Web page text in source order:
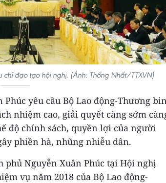
chỉ đạo tạo hội nghị. (Ảnh: Thống Nhất/TTXVN)
yêu cầu Bộ Lao động-Thương
nhiệm cao, giải quyết càng sớm
độ chính sách, quyền lợi của người
phiền hà, nhũng nhiễu dân.
phủ Nguyễn Xuân Phúc tại Hội nghị
vụ năm 2018 của Bộ Lao động-